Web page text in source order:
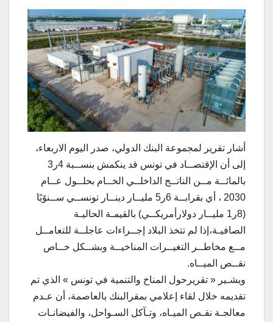
أشار تقرير لمجموعة البنك الدولي، صدر اليوم الاربعاء،
إلى أن الإقتصــاد في تونس قد ينكمش بنســبة 4ر3
بالمائــة مــن الناتــج الداخلــي الخــام بحلــول عــام
2030 ، أي بقرابــة 6ر5 مليــار دينــار تونســي ســنوًيًا
(8ر1 مليــار دولارأمريكــي) بالقيمـة الحاليـة
الصافيـة،إذا لم تتخذ البلاد إجــراءات عاجلــة للتعامــل
مــع مخاطــر التغيــرات المناخيــة وبشــكل خــاص
نقــص الميــاه.
ويشـير « تقريرحول المناخ والتنمية في تونس » الذي تم
تقديمه خلال لقاء إعلامي بمقرالبنك بالعاصمة، أن عـدم
معالجـة نقـص الميـاه، وتـآكل السـواحل، والفيضانـات